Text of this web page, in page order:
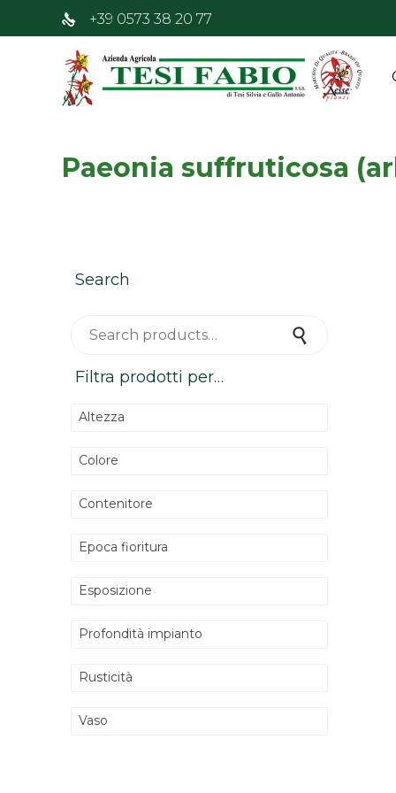
+39 0573 38 20 77
Paeonia suffruticosa
Search
Search
Filtra prodotti per…
Altezza
Colore
Contenitore
Epoca fioritura
Esposizione
Profondità impianto
Rusticità
Vaso